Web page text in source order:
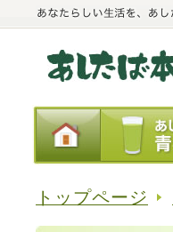
トップページ